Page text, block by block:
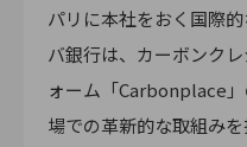
パリに本社をおく国際
バ銀行は、カーボンク
ォーム「Carbonplace
場での革新的な取組み